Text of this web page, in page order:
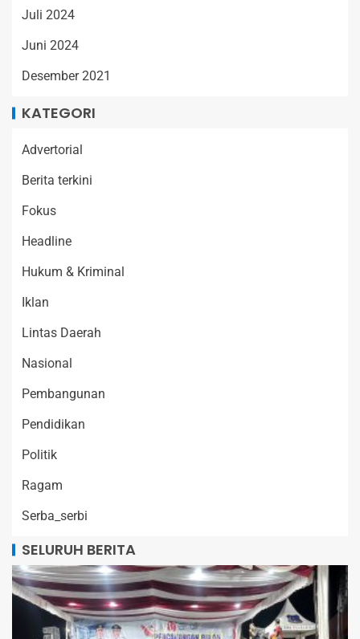
Juli 2024
Juni 2024
Desember 2021
KATEGORI
Advertorial
Berita terkini
Fokus
Headline
Hukum & Kriminal
Iklan
Lintas Daerah
Nasional
Pembangunan
Pendidikan
Politik
Ragam
Serba_serbi
SELURUH BERITA